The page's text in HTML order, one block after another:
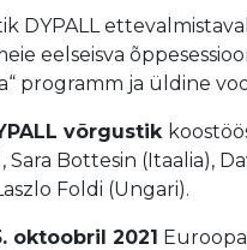
DYPALL
eelseisva
programm ja üldine
võrgustik
Sara Bottesin (Itaalia),
Foldi (Ungari).
oktoobril 2021